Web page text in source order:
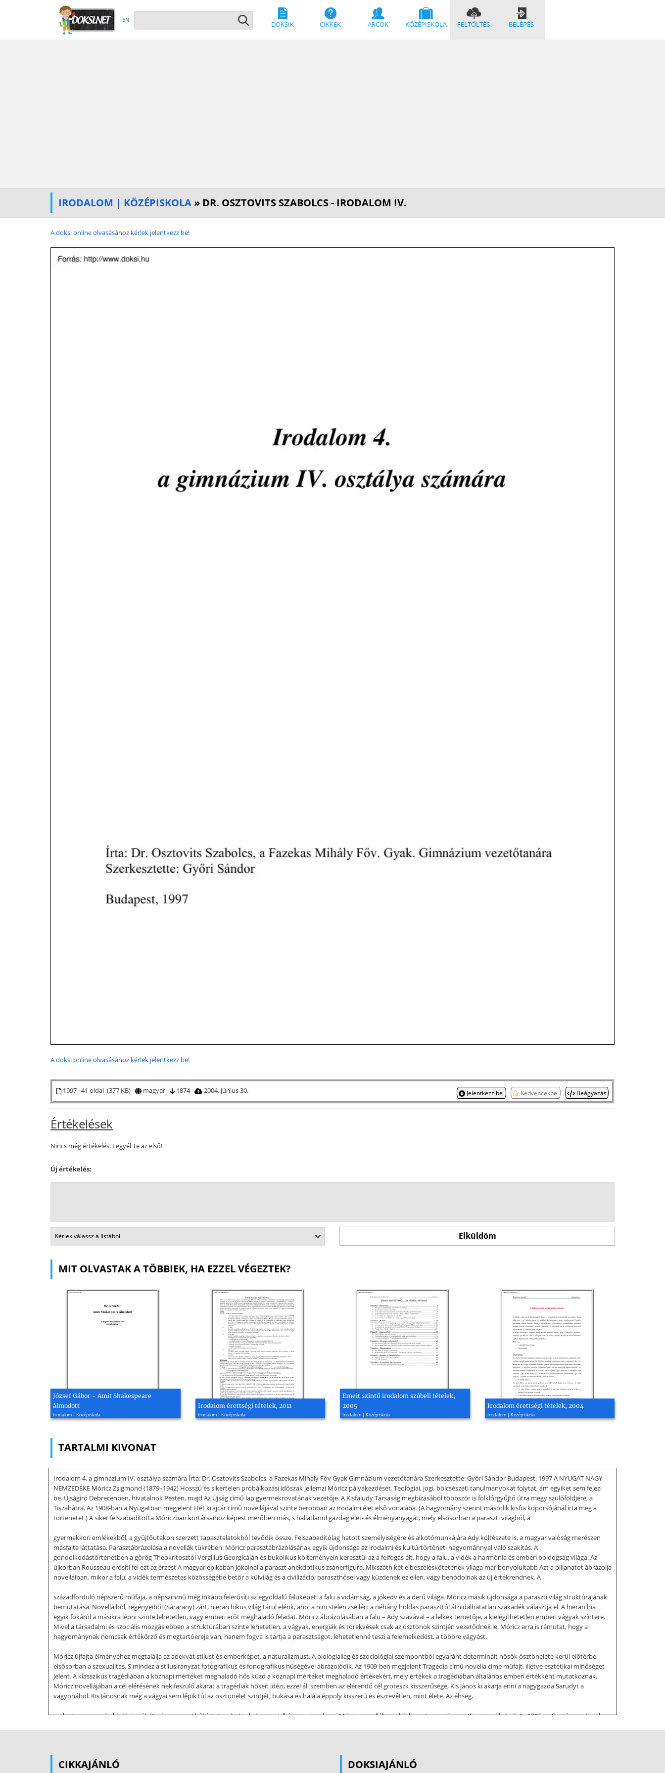
EN
DOKSIK CIKKEK ARCOK KÖZÉPISKOLA FELTÖLTÉS BELÉPÉS
IRODALOM | KÖZÉPISKOLA » DR. OSZTOVITS SZABOLCS - IRODALOM IV.
A doksi online olvasásához kérlek jelentkezz be!
A doksi online olvasásához kérlek jelentkezz be!
1997 · 41 oldal (377 KB) magyar 1874 2004. június 30. Jelentkezz be Kedvencekbe Beágyazás
Értékelések
Nincs még értékelés. Legyél Te az első!
Új értékelés:
MIT OLVASTAK A TÖBBIEK, HA EZZEL VÉGEZTEK?
József Gábor - Amit Shakespeare
álmodott
Irodalom | Középiskola
Irodalom érettségi tételek, 2011
Irodalom | Középiskola
Emelt szintű irodalom szóbeli tételek,
2005
Irodalom | Középiskola
Irodalom érettségi tételek, 2004
Irodalom | Középiskola
TARTALMI KIVONAT
Irodalom 4. a gimnázium IV. osztálya számára Írta: Dr. Osztovits Szabolcs, a Fazekas Mihály Főv Gyak Gimnázium vezetőtanára Szerkesztette: Győri Sándor Budapest, 1997 A NYUGAT NAGY
NEMZEDÉKE Móricz Zsigmond (1879–1942) Hosszú és sikertelen próbálkozási időszak jellemzi Móricz pályakezdését. Teológiai, jogi, bölcsészeti tanulmányokat folytat, ám egyiket sem fejezi
be. Újságíró Debrecenben, hivatalnok Pesten, majd Az Újság című lap gyermekrovatának vezetője. A Kisfaludy Társaság megbízásából többször is folklórgyűjtő útra megy szülőföldjére, a
Tiszahátra. Az 1908-ban a Nyugatban megjelent Hét krajcár című novellájával szinte berobban az irodalmi élet első vonalába. (A hagyomány szerint második kisfia koporsójánál írta meg a
történetet.) A siker felszabadította Móriczban kortársaihoz képest merőben más, s hallatlanul gazdag élet- és élményanyagát, mely elsősorban a paraszti világból, a
gyermekkori emlékekből, a gyűjtőutakon szerzett tapasztalatokból tevődik össze. Felszabadítólag hatott személyiségére és alkotómunkájára Ady költészete is, a magyar valóság merészen
másfajta láttatása. Parasztábrázolása a novellák tükrében: Móricz parasztábrázolásának egyik újdonsága az irodalmi és kultúrtörténeti hagyománnyal való szakítás. A
gondolkodástörténetben a görög Theokritosztól Vergilius Georgicáján és bukolikus költeményein keresztül az a felfogás élt, hogy a falu, a vidék a harmónia és emberi boldogság világa. Az
újkorban Rousseau erősíti fel ezt az érzést A magyar epikában Jókainál a paraszt anekdotikus zsánerfigura. Mikszáth két elbeszéléskötetének világa már bonyolultabb Azt a pillanatot ábrázolja
novelláiban, mikor a falu, a vidék természetes közösségébe betör a külvilág és a civilizáció; paraszthősei vagy küzdenek ez ellen, vagy behódolnak az új értékrendnek. A
századforduló népszerű műfaja, a népszínmű még inkább felerősíti az egyoldalú faluképet: a falu a vidámság, a jókedv és a derű világa. Móricz másik újdonsága a paraszti világ struktúrájának
bemutatása. Novelláiból, regényeiből (Sárarany) zárt, hierarchikus világ tárul elénk, ahol a nincstelen zsellért a néhány holdas paraszttól áthidalhatatlan szakadék választja el. A hierarchia
egyik fokáról a másikra lépni szinte lehetetlen, vagy emberi erőt meghaladó feladat. Móricz ábrázolásában a falu – Ady szavával – a lelkek temetője, a kielégíthetetlen emberi vágyak színtere.
Mivel a társadalmi és szociális mozgás ebben a struktúrában szinte lehetetlen, a vágyak, energiák és törekvések csak az ösztönök szintjén vezetődnek le. Móricz arra is rámutat, hogy a
hagyománynak nemcsak értékőrző és megtartóereje van, hanem fogva is tartja a parasztságot, lehetetlenné teszi a felemelkedést, a többre vágyást.
Móricz újfajta élményéhez megtalálja az adekvát stílust és emberképet, a naturalizmust. A biológiailag és szociológiai szempontból egyaránt determinált hősök ösztönélete kerül előtérbe,
elsősorban a szexualitás. S mindez a stílusirányzat fotografikus és fonografikus hűségével ábrázolódik. Az 1909-ben megjelent Tragédia című novella címe műfajt, illetve esztétikai minőséget
jelent. A klasszikus tragédiában a köznapi mértéket meghaladó hős küzd a köznapi mértéket meghaladó értékekért, mely értékek a tragédiában általános emberi értékként mutatkoznak.
Móricz novellájában a cél elérésének nekifeszülő akarat a tragédiák hőseit idézi, ezzel áll szemben az elérendő cél groteszk kisszerűsége, Kis János ki akarja enni a nagygazda Sarudyt a
vagyonából. Kis Jánosnak még a vágyai sem lépik túl az ösztönélet szintjét, bukása és halála éppoly kisszerű és észrevétlen, mint élete. Az éhség,
melyet nem csupán biológiai–élettani szempontból értelmezhetünk, hanem jelképesen is, a korai Móricz-novellák egyik jellegzetes motívuma (Egyszer jóllakni). Az 1916-os Szegényemberek
összekeveredett értékrendjében. Móricz emlékképekben idézi fel a háború borzalmait, s nyílt utalást is tesz a vétkesekre: “nem a muszka van a túlsó parton, a túlsó parton a
CIKKAJÁNLÓ DOKSIAJÁNLÓ